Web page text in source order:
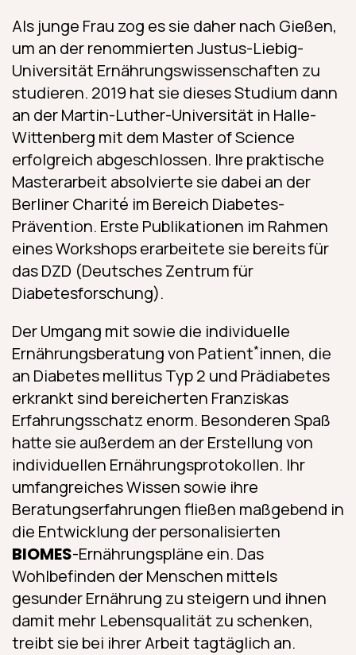
Als junge Frau zog es sie daher nach Gießen,
um an der renommierten Justus-Liebig-
Universität Ernährungswissenschaften zu
studieren. 2019 hat sie dieses Studium dann
an der Martin-Luther-Universität in Halle-
Wittenberg mit dem Master of Science
erfolgreich abgeschlossen. Ihre praktische
Masterarbeit absolvierte sie dabei an der
Berliner Charité im Bereich Diabetes-
Prävention. Erste Publikationen im Rahmen
eines Workshops erarbeitete sie bereits für
das DZD (Deutsches Zentrum für
Diabetesforschung).
Der Umgang mit sowie die individuelle
Ernährungsberatung von Patient*innen, die
an Diabetes mellitus Typ 2 und Prädiabetes
erkrankt sind bereicherten Franziskas
Erfahrungsschatz enorm. Besonderen Spaß
hatte sie außerdem an der Erstellung von
individuellen Ernährungsprotokollen. Ihr
umfangreiches Wissen sowie ihre
Beratungserfahrungen fließen maßgebend in
die Entwicklung der personalisierten
BIOMES-Ernährungspläne ein. Das
Wohlbefinden der Menschen mittels
gesunder Ernährung zu steigern und ihnen
damit mehr Lebensqualität zu schenken,
treibt sie bei ihrer Arbeit tagtäglich an.